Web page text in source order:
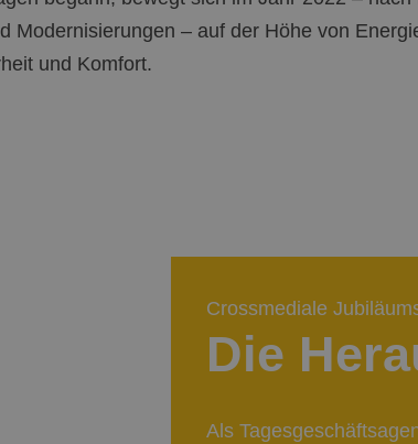
Modernisierungen – auf der Höhe von
und Komfort.
Crossmediale
Die
Als